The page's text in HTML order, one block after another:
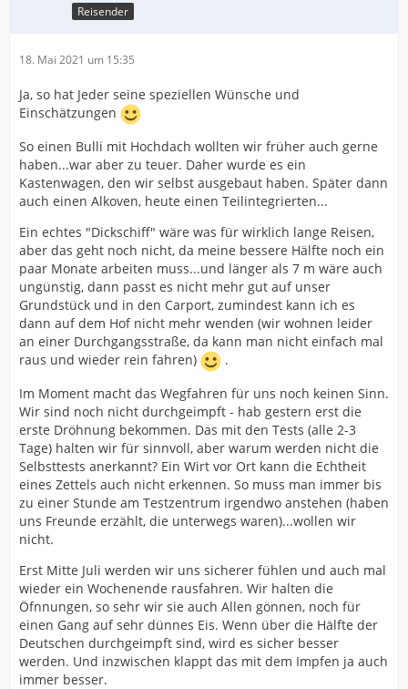
Reisender
18. Mai 2021 um 15:35
Ja, so hat Jeder seine speziellen Wünsche und
Einschätzungen
So einen Bulli mit Hochdach wollten wir früher auch gerne
haben...war aber zu teuer. Daher wurde es ein
Kastenwagen, den wir selbst ausgebaut haben. Später dann
auch einen Alkoven, heute einen Teilintegrierten...
Ein echtes "Dickschiff" wäre was für wirklich lange Reisen,
aber das geht noch nicht, da meine bessere Hälfte noch ein
paar Monate arbeiten muss...und länger als 7 m wäre auch
ungünstig, dann passt es nicht mehr gut auf unser
Grundstück und in den Carport, zumindest kann ich es
dann auf dem Hof nicht mehr wenden (wir wohnen leider
an einer Durchgangsstraße, da kann man nicht einfach mal
raus und wieder rein fahren)
.
Im Moment macht das Wegfahren für uns noch keinen Sinn.
Wir sind noch nicht durchgeimpft - hab gestern erst die
erste Dröhnung bekommen. Das mit den Tests (alle 2-3
Tage) halten wir für sinnvoll, aber warum werden nicht die
Selbsttests anerkannt? Ein Wirt vor Ort kann die Echtheit
eines Zettels auch nicht erkennen. So muss man immer bis
zu einer Stunde am Testzentrum irgendwo anstehen (haben
uns Freunde erzählt, die unterwegs waren)...wollen wir
nicht.
Erst Mitte Juli werden wir uns sicherer fühlen und auch mal
wieder ein Wochenende rausfahren. Wir halten die
Öfnnungen, so sehr wir sie auch Allen gönnen, noch für
einen Gang auf sehr dünnes Eis. Wenn über die Hälfte der
Deutschen durchgeimpft sind, wird es sicher besser
werden. Und inzwischen klappt das mit dem Impfen ja auch
immer besser.